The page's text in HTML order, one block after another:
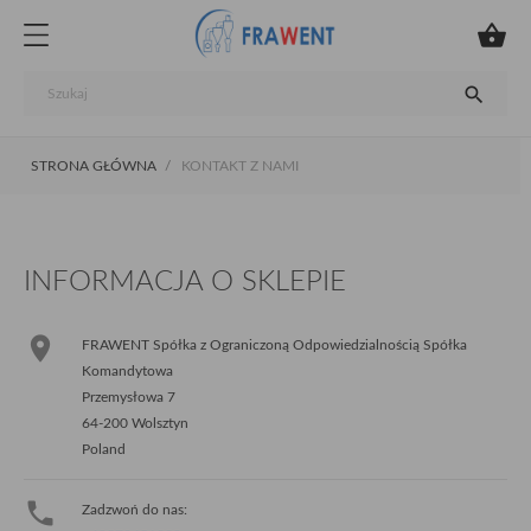


STRONA GŁÓWNA KONTAKT Z NAMI
INFORMACJA O SKLEPIE

FRAWENT Spółka z Ograniczoną Odpowiedzialnością Spółka
Komandytowa
Przemysłowa 7
64-200 Wolsztyn
Poland

Zadzwoń do nas: